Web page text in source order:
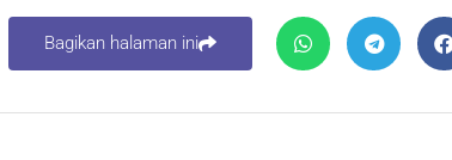
Bagikan halaman ini